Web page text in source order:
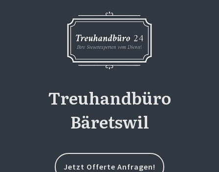
Treuhandbüro
Bäretswil
Jetzt Offerte Anfragen!